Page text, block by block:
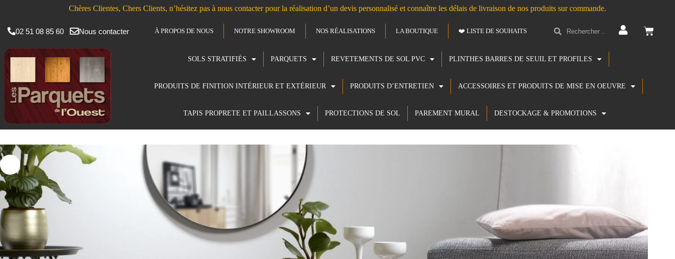
Chères Clientes, Chers Clients, n’hésitez pas à nous contacter pour la réalisation d’un devis personnalisé et connaître les délais de livraison de nos produits sur commande.
02 51 08 85 60 Nous contacter À PROPOS DE NOUS NOTRE SHOWROOM NOS RÉALISATIONS LA BOUTIQUE ❤️ LISTE DE SOUHAITS
SOLS STRATIFIÉS PARQUETS REVETEMENTS DE SOL PVC PLINTHES BARRES DE SEUIL ET PROFILES
PRODUITS DE FINITION INTÉRIEUR ET EXTÉRIEUR PRODUITS D’ENTRETIEN ACCESSOIRES ET PRODUITS DE MISE EN OEUVRE
TAPIS PROPRETE ET PAILLASSONS PROTECTIONS DE SOL PAREMENT MURAL DESTOCKAGE & PROMOTIONS